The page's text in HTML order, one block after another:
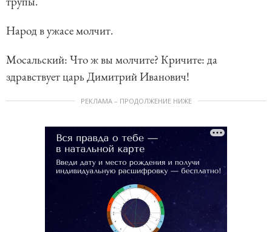
Народ в ужасе молчит.
Мосальский: Что ж вы молчите? Кричите: да
здравствует царь Димитрий Иванович!
РЕКЛАМА – ПРОДОЛЖЕНИЕ НИЖЕ